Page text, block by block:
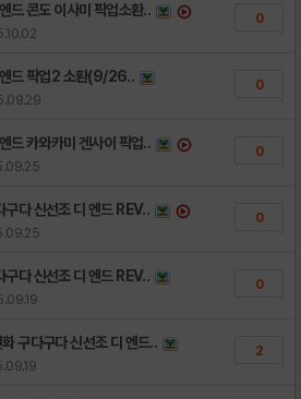
드 콘도 이사미 픽업소환.. 0
엔드 픽업2 소환(9/26.. 0
드 카와카미 겐사이 픽업.. 0
구다 신선조 디 엔드 REV.. 0
구다 신선조 디 엔드 REV.. 0
구다구다 신선조 디 엔드.. 2